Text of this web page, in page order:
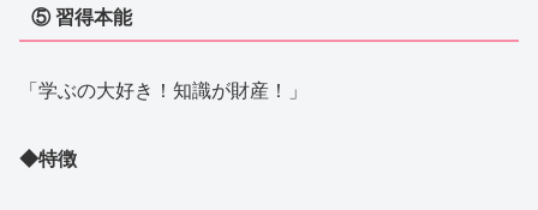
⑤ 習得本能
「学ぶの大好き！知識が財産！」
◆特徴